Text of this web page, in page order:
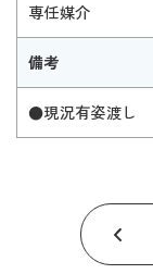
専任媒介
備考
●現況有姿渡し